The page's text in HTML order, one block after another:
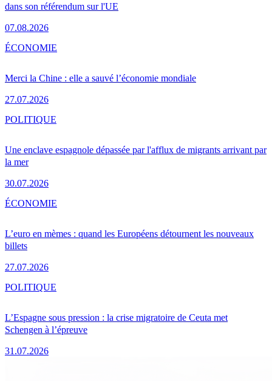
dans son référendum sur l'UE
07.08.2026
Merci la Chine : elle a sauvé l’économie mondiale
27.07.2026
ÉCONOMIE
Une enclave espagnole dépassée par l'afflux de migrants arrivant par
la mer
30.07.2026
POLITIQUE
L’euro en mèmes : quand les Européens détournent les nouveaux
billets
27.07.2026
ÉCONOMIE
L’Espagne sous pression : la crise migratoire de Ceuta met
Schengen à l’épreuve
31.07.2026
POLITIQUE